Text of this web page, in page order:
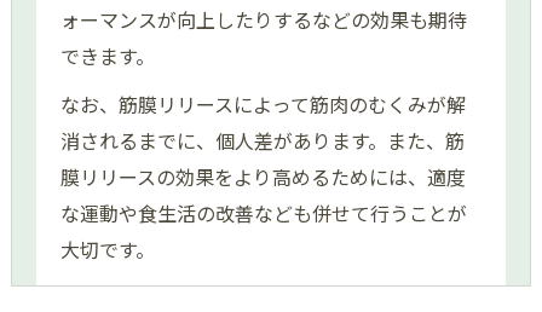
ォーマンスが向上したりするなどの効果も期待
できます。
なお、筋膜リリースによって筋肉のむくみが解
消されるまでに、個人差があります。また、筋
膜リリースの効果をより高めるためには、適度
な運動や食生活の改善なども併せて行うことが
大切です。